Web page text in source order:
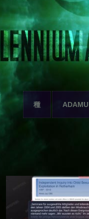
種 ADAMU